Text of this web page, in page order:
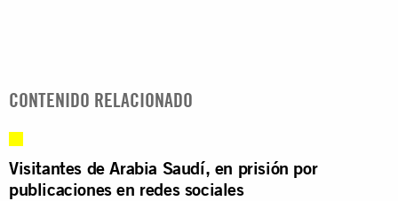
CONTENIDO RELACIONADO
Visitantes de Arabia Saudí, en prisión por
publicaciones en redes sociales